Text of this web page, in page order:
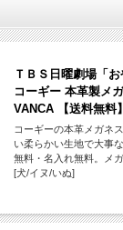
で多くの皆様にご利用
人気です。
ＴＢＳ日曜劇場「
コーギー 本革製メ
VANCA 【送料無料】
コーギーの本革メガネ
い柔らかい生地で大事
無料・名入れ無料。メ
[犬/イヌ/いぬ]